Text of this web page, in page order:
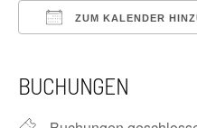
ZUM KALENDER
BUCHUNGEN